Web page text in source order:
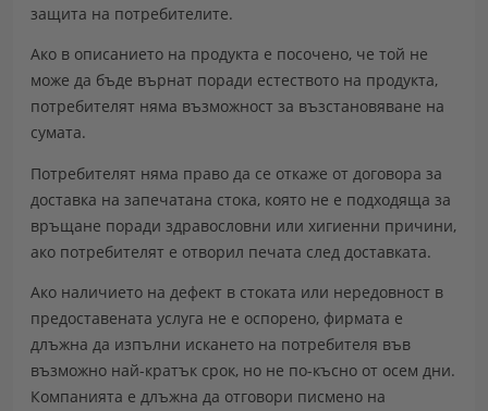
защита на потребителите.
Ако в описанието на продукта е посочено, че той не
може да бъде върнат поради естеството на продукта,
потребителят няма възможност за възстановяване на
сумата.
Потребителят няма право да се откаже от договора за
доставка на запечатана стока, която не е подходяща за
връщане поради здравословни или хигиенни причини,
ако потребителят е отворил печата след доставката.
Ако наличието на дефект в стоката или нередовност в
предоставената услуга не е оспорено, фирмата е
длъжна да изпълни искането на потребителя във
възможно най-кратък срок, но не по-късно от осем дни.
Компанията е длъжна да отговори писмено на